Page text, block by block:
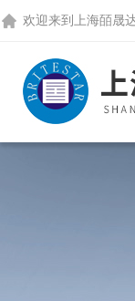
欢迎来到 上海皕晟